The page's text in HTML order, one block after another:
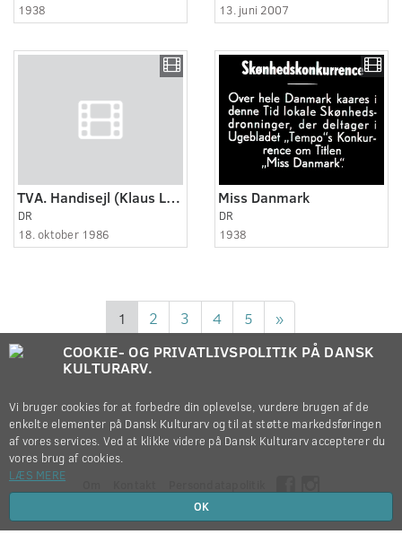
1938
13. juni 2007
TVA. Handisejl (Klaus Laursen)
DR
18. oktober 1986
Miss Danmark
DR
1938
1 2 3 4 5 »
Copyright © 2012-2026
COOKIE- OG PRIVATLIVSPOLITIK PÅ DANSK
KULTURARV.
Vi bruger cookies for at forbedre din oplevelse, vurdere brugen af de
enkelte elementer på Dansk Kulturarv og til at støtte markedsføringen
af vores services. Ved at klikke videre på Dansk Kulturarv accepterer du
vores brug af cookies.
LÆS MERE
OK